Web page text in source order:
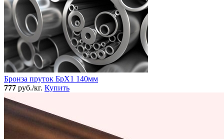
Бронза пруток БрХ1 140мм
777 руб./кг. Купить